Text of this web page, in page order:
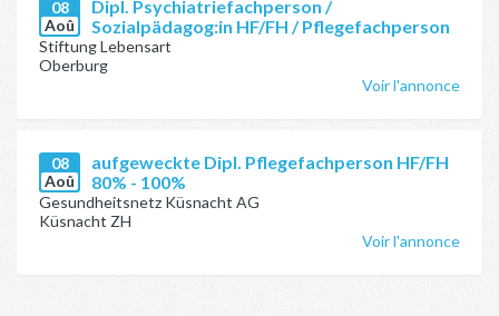
08
Aoû
Dipl. Psychiatriefachperson /
Sozialpädagog:in HF/FH / Pflegefachperson
Stiftung Lebensart
Oberburg
Voir l'annonce
08
Aoû
aufgeweckte Dipl. Pflegefachperson HF/FH
80% - 100%
Gesundheitsnetz Küsnacht AG
Küsnacht ZH
Voir l'annonce